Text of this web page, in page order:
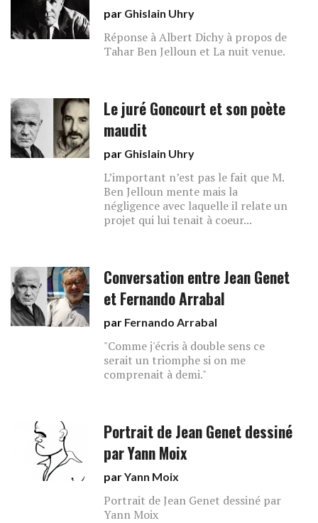
par Ghislain Uhry
Réponse à Albert Dichy à propos de
Tahar Ben Jelloun et La nuit venue.
Le juré Goncourt et son poète
maudit
par Ghislain Uhry
L’important n’est pas le fait que M.
Ben Jelloun mente mais la
négligence avec laquelle il relate un
projet qui lui tenait à coeur...
Conversation entre Jean Genet
et Fernando Arrabal
par Fernando Arrabal
"Comme j'écris à double sens ce
serait un triomphe si on me
comprenait à demi."
Portrait de Jean Genet dessiné
par Yann Moix
parYann Moix
Portrait de Jean Genet dessiné par
Yann Moix